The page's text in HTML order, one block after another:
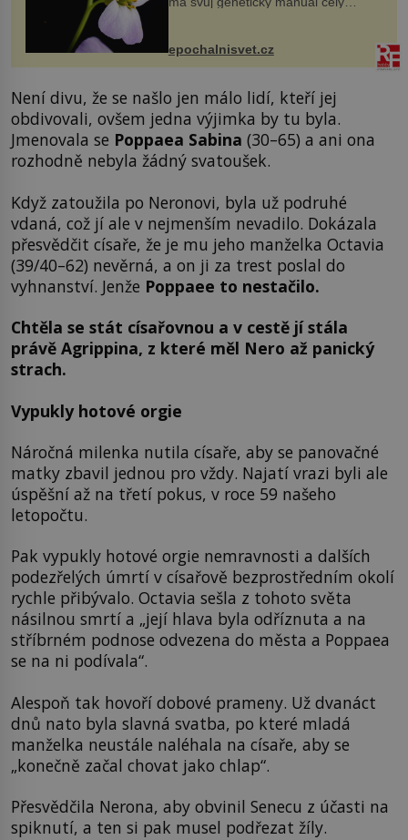
vstupenka...
epochalnisvet.cz
Není divu, že se našlo jen málo lidí, kteří jej
obdivovali, ovšem jedna výjimka by tu byla.
Jmenovala se Poppaea Sabina (30–65) a ani ona
rozhodně nebyla žádný svatoušek.
Když zatoužila po Neronovi, byla už podruhé
vdaná, což jí ale v nejmenším nevadilo. Dokázala
přesvědčit císaře, že je mu jeho manželka Octavia
(39/40–62) nevěrná, a on ji za trest poslal do
vyhnanství. Jenže Poppaee to nestačilo.
Chtěla se stát císařovnou a v cestě jí stála
právě Agrippina, z které měl Nero až panický
strach.
Vypukly hotové orgie
Náročná milenka nutila císaře, aby se panovačné
matky zbavil jednou pro vždy. Najatí vrazi byli ale
úspěšní až na třetí pokus, v roce 59 našeho
letopočtu.
Pak vypukly hotové orgie nemravnosti a dalších
podezřelých úmrtí v císařově bezprostředním okolí
rychle přibývalo. Octavia sešla z tohoto světa
násilnou smrtí a „její hlava byla odříznuta a na
stříbrném podnose odvezena do města a Poppaea
se na ni podívala“.
Alespoň tak hovoří dobové prameny. Už dvanáct
dnů nato byla slavná svatba, po které mladá
manželka neustále naléhala na císaře, aby se
„konečně začal chovat jako chlap“.
Přesvědčila Nerona, aby obvinil Senecu z účasti na
spiknutí, a ten si pak musel podřezat žíly.